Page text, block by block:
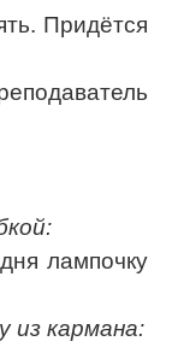
Придётся
лампочку
из кармана: